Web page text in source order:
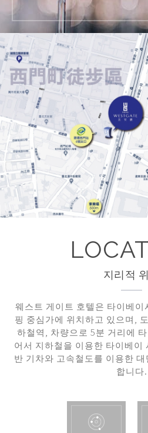
지리적
웨스트 게이트 호텔은 타이베
핑 중심가에 위치하고 있으며,
하철역, 차량으로 5분 거리에
어서 지하철을 이용한 타이베이
반 기차와 고속철도를 이용한
합니다.